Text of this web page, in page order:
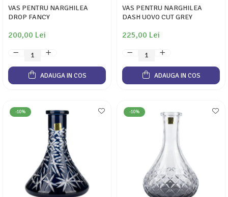
VAS PENTRU NARGHILEA
DROP FANCY
200,00 Lei
ADAUGA IN COS
VAS PENTRU NARGHILEA
DASH UOVO CUT GREY
225,00 Lei
ADAUGA IN COS
-10% -10%